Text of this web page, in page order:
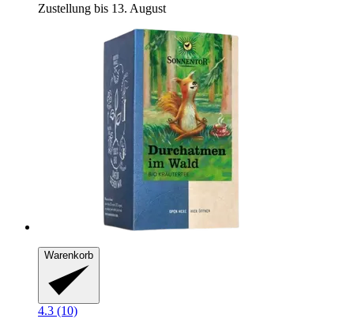
Zustellung bis 13. August
Warenkorb
4.3 (10)